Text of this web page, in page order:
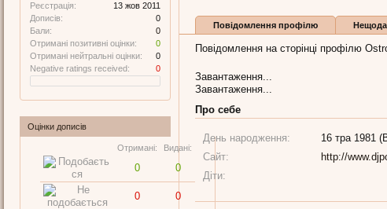
Реєстрація:
13 жов 2011
Дописів:
0
Бали:
0
Отримані позитивні оцінки:
0
Отримані нейтральні оцінки:
0
Negative ratings received:
0
Оцінки дописів
Отримані: Видані:
0 0
0 0
Повідомлення профілю
Повідомлення на сторінці профілю
Завантаження...
Завантаження...
Про себе
День народження:
16 тра 1981
Сайт:
http://
Діти: